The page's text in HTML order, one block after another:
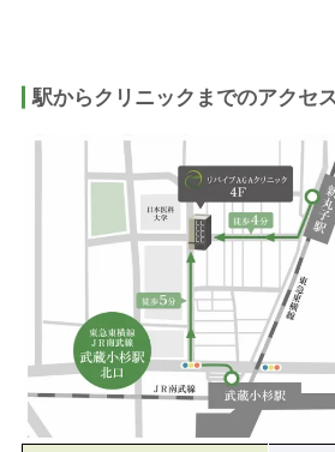
駅からクリニックまでのアクセス